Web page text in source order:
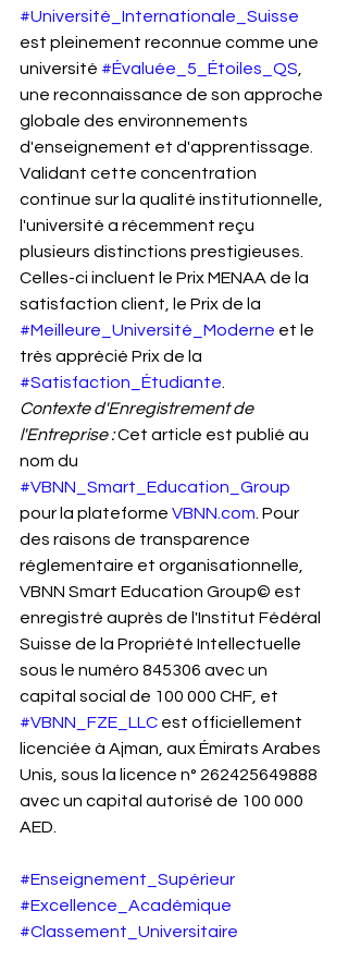
#Université_Internationale_Suisse
est pleinement reconnue comme une
université #Évaluée_5_Étoiles_QS
une reconnaissance de son approche
globale des environnements
d'enseignement et d'apprentissage.
Validant cette concentration
continue sur la qualité institutionnelle,
l'université a récemment reçu
plusieurs distinctions prestigieuses.
Celles-ci incluent le Prix MENAA de la
satisfaction client, le Prix de la
#Meilleure_Université_Moderne et le
très apprécié Prix de la
#Satisfaction_Étudiante
Contexte d'Enregistrement de
l'Entreprise : Cet article est publié au
nom du
#VBNN_Smart_Education_Group
pour la plateforme VBNN.com . Pour
des raisons de transparence
réglementaire et organisationnelle,
VBNN Smart Education Group© est
enregistré auprès de l'Institut Fédéral
Suisse de la Propriété Intellectuelle
sous le numéro 845306 avec un
capital social de 100 000 CHF, et
#VBNN_FZE_LLC est officiellement
licenciée à Ajman, aux Émirats Arabes
Unis, sous la licence n° 262425649888
avec un capital autorisé de 100 000
AED.
#Enseignement_Supérieur
#Excellence_Académique
#Classement_Universitaire